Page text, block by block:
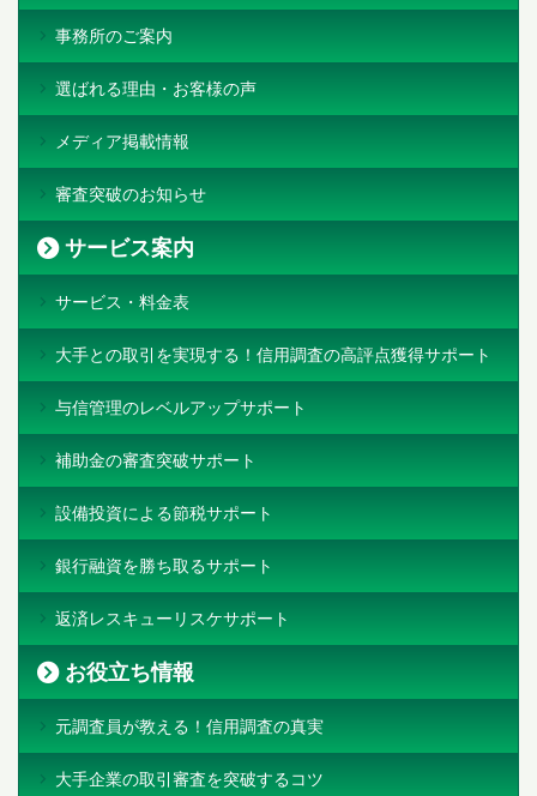
事務所のご案内
選ばれる理由・お客様の声
メディア掲載情報
審査突破のお知らせ
サービス案内
サービス・料金表
大手との取引を実現する！信用調査の高評点獲得サポート
与信管理のレベルアップサポート
補助金の審査突破サポート
設備投資による節税サポート
銀行融資を勝ち取るサポート
返済レスキューリスケサポート
お役立ち情報
元調査員が教える！信用調査の真実
大手企業の取引審査を突破するコツ